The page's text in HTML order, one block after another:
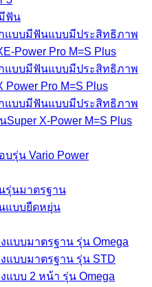
ฟัน
แบบมีฟันแบบมีประสิทธิภาพ
Power Pro M=S Plus
แบบมีฟันแบบมีประสิทธิภาพ
Power Pro M=S Plus
แบบมีฟันแบบมีประสิทธิภาพ
X-Power M=S Plus
รุ่น Vario Power
รุ่นมาตรฐาน
แบบยืดหยุ่น
แบบมาตรฐาน รุ่น Omega
แบบมาตรฐาน รุ่น STD
แบบ 2 หน้า รุ่น Omega